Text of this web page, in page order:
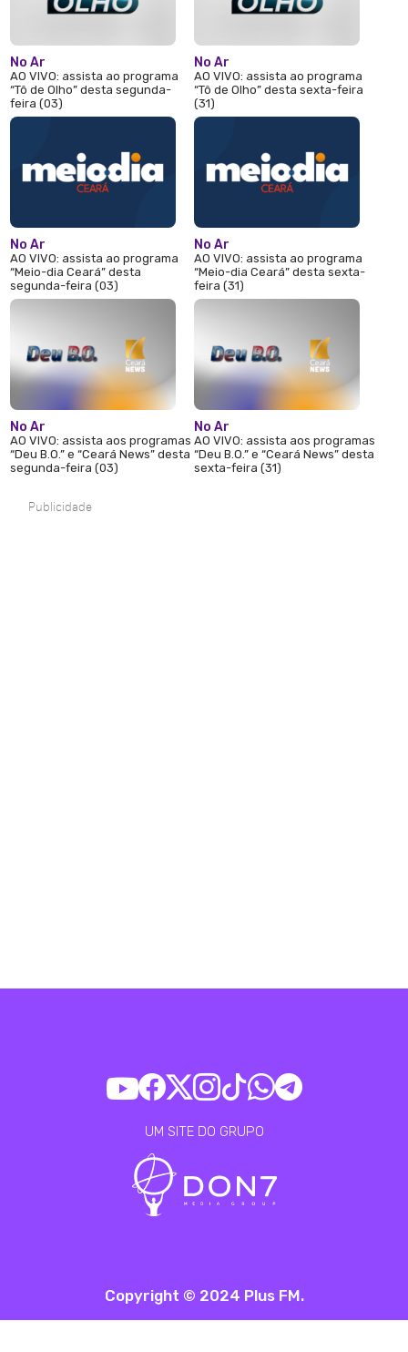
No Ar
AO VIVO: assista ao programa
“Tô de Olho” desta segunda-
feira (03)
No Ar
AO VIVO: assista ao programa
“Meio-dia Ceará” desta
segunda-feira (03)
No Ar
AO VIVO: assista aos programas
“Deu B.O.” e “Ceará News” desta
segunda-feira (03)
No Ar
AO VIVO: assista ao programa
“Tô de Olho” desta sexta-feira
(31)
No Ar
AO VIVO: assista ao programa
“Meio-dia Ceará” desta sexta-
feira (31)
No Ar
AO VIVO: assista aos programas
“Deu B.O.” e “Ceará News” desta
sexta-feira (31)
Publicidade
UM SITE DO GRUPO
Copyright © 2024 Plus FM.